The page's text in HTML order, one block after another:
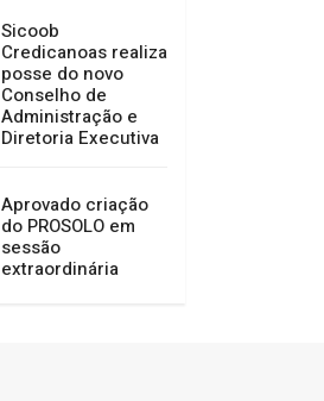
Sicoob
Credicanoas realiza
posse do novo
Conselho de
Administração e
Diretoria Executiva
Aprovado criação
do PROSOLO em
sessão
extraordinária